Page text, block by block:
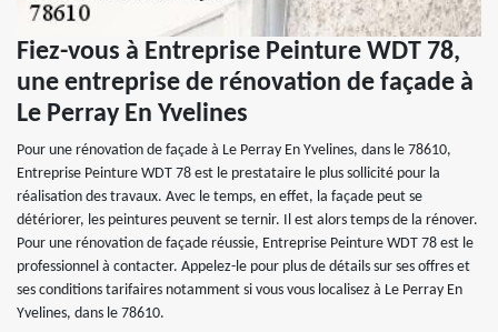
Fiez-vous à Entreprise Peinture WDT 78,
une entreprise de rénovation de façade à
Le Perray En Yvelines
Pour une rénovation de façade à Le Perray En Yvelines, dans le 78610,
Entreprise Peinture WDT 78 est le prestataire le plus sollicité pour la
réalisation des travaux. Avec le temps, en effet, la façade peut se
détériorer, les peintures peuvent se ternir. Il est alors temps de la rénover.
Pour une rénovation de façade réussie, Entreprise Peinture WDT 78 est le
professionnel à contacter. Appelez-le pour plus de détails sur ses offres et
ses conditions tarifaires notamment si vous vous localisez à Le Perray En
Yvelines, dans le 78610.